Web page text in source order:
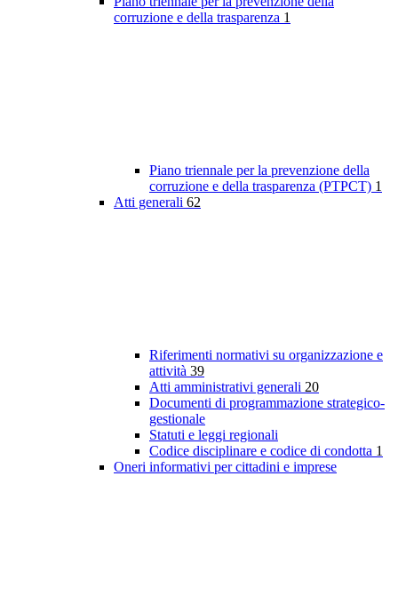
corruzione e della trasparenza 1
Piano triennale per la prevenzione della
corruzione e della trasparenza (PTPCT) 1
Atti generali 62
Riferimenti normativi su organizzazione e
attività 39
Atti amministrativi generali 20
Documenti di programmazione strategico-
gestionale
Statuti e leggi regionali
Codice disciplinare e codice di condotta 1
Oneri informativi per cittadini e imprese